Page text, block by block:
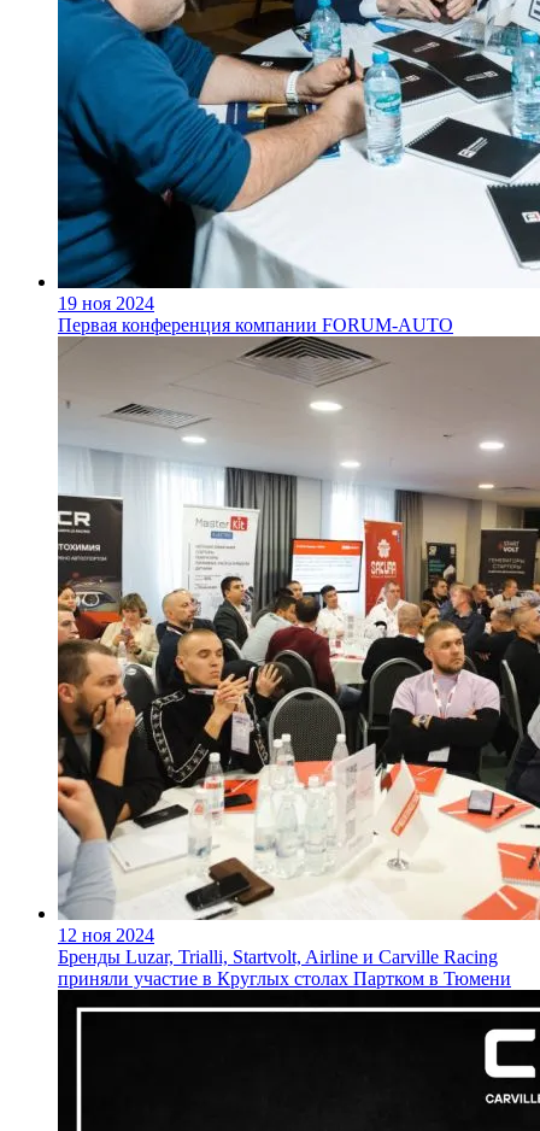
19 ноя 2024
Первая конференция компании FORUM-AUTO
12 ноя 2024
Бренды Luzar, Trialli, Startvolt, Airline и Carville Racing
приняли участие в Круглых столах Партком в Тюмени